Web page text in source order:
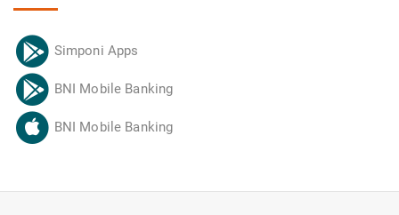
Simponi Apps
BNI Mobile Banking
BNI Mobile Banking